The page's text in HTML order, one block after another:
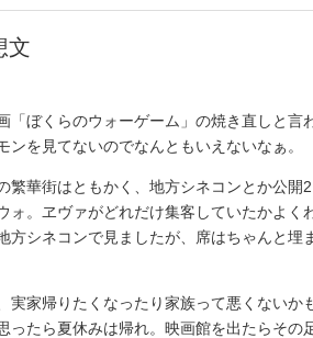
文
ぼくらのウォーゲーム」の焼き直しと言
ンを見てないのでなんともいえないなぁ。
華街はともかく、地方シネコンとか公開2
ォ。ヱヴァがどれだけ集客していたかよく
方シネコンで見ましたが、席はちゃんと埋
家帰りたくなったり家族って悪くないか
ったら夏休みは帰れ。映画館を出たらその